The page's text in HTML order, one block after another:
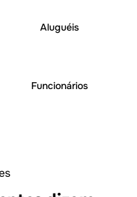
Aluguéis
Funcionários